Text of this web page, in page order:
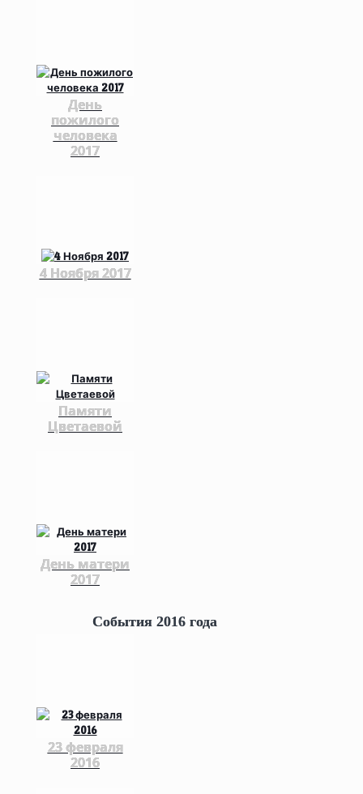
День
пожилого
человека
2017
4 Ноября 2017
Памяти
Цветаевой
День матери
2017
События 2016 года
23 февраля
2016